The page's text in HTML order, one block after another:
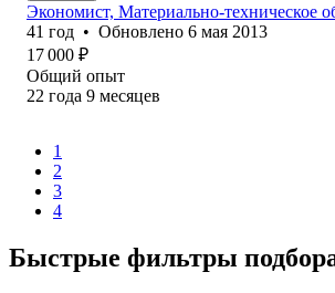
Экономист, Материально-техническое
41 год • Обновлено 6 мая 2013
17 000 ₽
Общий опыт
22 года 9 месяцев
1
2
3
4
Быстрые фильтры